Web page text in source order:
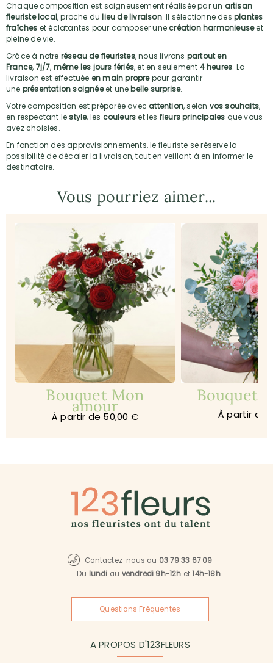
Chaque composition est soigneusement réalisée par un artisan
fleuriste local, proche dulieu de livraison. Il sélectionne desplantes
fraîches et éclatantes pour composer une création harmonieuseet
pleine de vie.
Grâce à notre réseau de fleuristes, nous livrons partout en
France, 7j/7, même les jours fériés, et en seulement 4 heures. La
livraison est effectuée en main proprepour garantir
une présentation soignéeet unebelle surprise.
Votre composition est préparée avec attention, selon vos souhaits,
en respectant lestyle, les couleurset les fleurs principales que vous
avez choisies.
En fonction des approvisionnements, le fleuriste se réserve la
possibilité de décaler la livraison, tout en veillant à en informer le
destinataire.
Vous pourriez aimer...
Bouquet Mon
amour
À partir de 50,00 €
Bouquet
À partir de
Contactez-nous au 03 79 33 67 09
Du lundi au vendredi 9h-12h et14h-18h
Questions Fréquentes
A PROPOS D'123FLEURS